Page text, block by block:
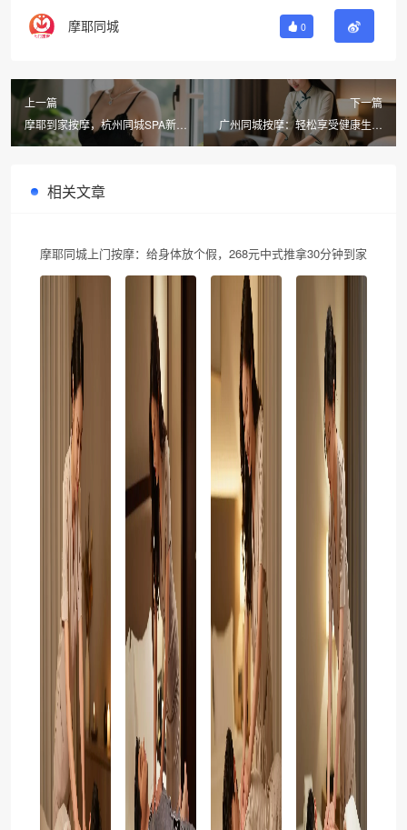
摩耶同城 0
上一篇
摩耶到家按摩，杭州同城SPA新体
验，便捷舒适更贴心
下一篇
广州同城按摩：轻松享受健康生活
的新选择
相关文章
摩耶同城上门按摩：给身体放个假，268元中式推拿30分钟到家